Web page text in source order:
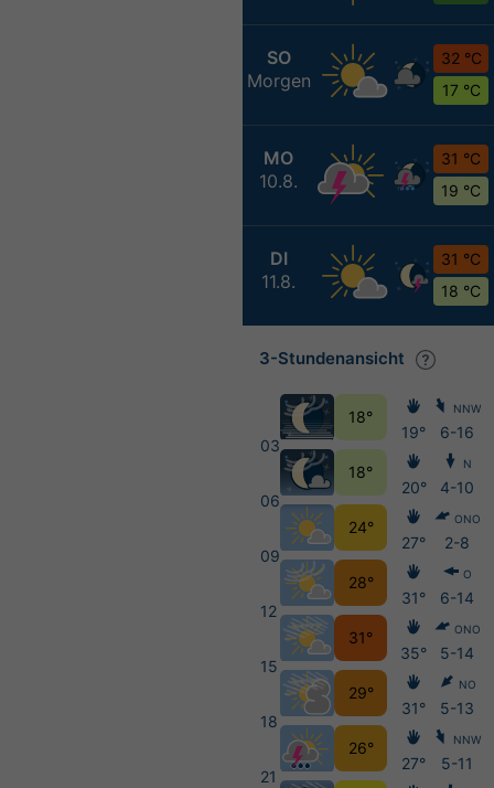
SO
Morgen
32 °C
17 °C
MO
10.8.
31 °C
19 °C
DI
11.8.
31 °C
18 °C
3-Stundenansicht
03
06
09
12
15
18
21
18°
18°
24°
28°
31°
29°
26°
19°
20°
27°
31°
35°
31°
27°
NNW
6-16
N
4-10
ONO
2-8
O
6-14
ONO
5-14
NO
5-13
NNW
5-11